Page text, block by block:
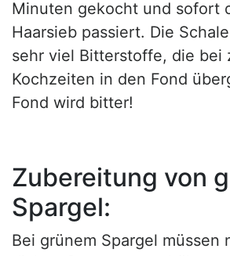
Minuten gekocht und sofort
Haarsieb passiert. Die
sehr viel Bitterstoffe, die bei
Kochzeiten in den Fond
Fond wird bitter!
Zubereitung von
Spargel:
Bei grünem Spargel müssen